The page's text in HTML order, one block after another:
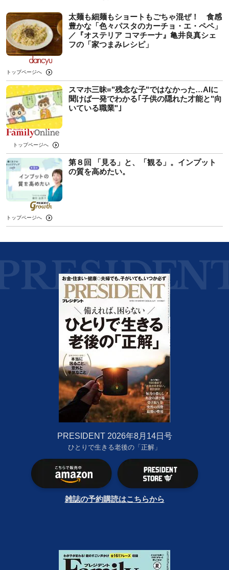
太麺も細麺もショートもごちゃ混ぜ！ 食感
豊かな「色々パスタのカーチョ・エ・ペペ」
／『オステリア コマチーナ』亀井良真シェ
フの「家つまみレシピ」
トップページへ
スマホ三昧="残念な子"ではなかった…AIに
聞けば一発でわかる｢子供の隠れた才能と"向
いている職業"｣
トップページへ
第８回 「見る」と、「観る」。インプット
の質を高めたい。
トップページへ
PRESIDENT 2026年8月14日号
ひとりで生きる老後の「正解」
雑誌の予約購読はこちらから